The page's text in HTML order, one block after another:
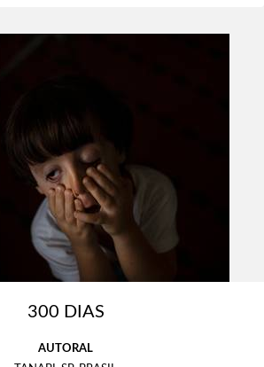
300 DIAS
AUTORAL